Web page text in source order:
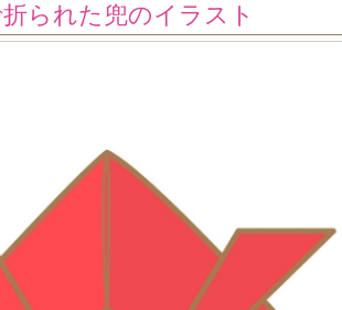
られた兜のイラスト